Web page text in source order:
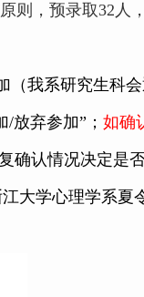
则，预录取32 人
（我系研究生科
/放弃参加”； 如确
确认情况决定是
大学心理学系夏